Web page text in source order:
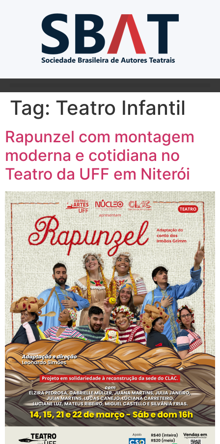
Tag: Teatro Infantil
Rapunzel com montagem
moderna e cotidiana no
Teatro da UFF em Niterói